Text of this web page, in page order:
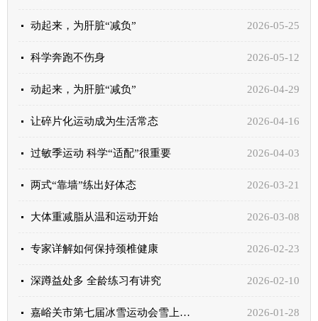
动起来，为肝脏“减负” 2026-05-25
科学奔跑不伤身 2026-05-12
动起来，为肝脏“减负” 2026-04-29
让碎片化运动成为生活常态 2026-04-16
过敏季运动 科学“适配”很重要 2026-04-03
两式“靠墙”练出好体态 2026-03-21
大体重减脂从温和运动开始 2026-03-08
专家详解如何保持颈椎健康 2026-02-23
深蹲益处多 全龄练习有讲究 2026-02-10
嘉峪关市第七届冰雪运动会雪上项目圆满收官 2026-01-28